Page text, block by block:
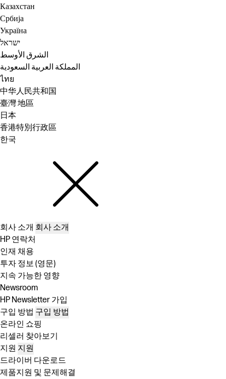
Казахстан
Србија
Україна
ישראל
الشرق الأوسط
المملكة العربية السعودية
ไทย
中华人民共和国
臺灣 地區
日本
香港特別行政區
한국
회사 소개 회사 소개
HP 연락처
인재 채용
투자 정보 (영문)
지속 가능한 영향
Newsroom
HP Newsletter 가입
구입 방법 구입 방법
온라인 쇼핑
리셀러 찾아보기
지원 지원
드라이버 다운로드
제품지원 및 문제해결